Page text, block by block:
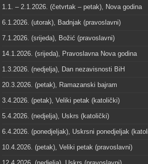
1.1. – 2.1.2026. (četvrtak – petak), Nova godina
6.1.2026. (utorak), Badnjak (pravoslavni)
7.1.2026. (srijeda), Božić (pravoslavni)
14.1.2026. (srijeda), Pravoslavna Nova godina
1.3.2026. (nedjelja), Dan nezavisnosti BiH
20.3.2026. (petak), Ramazanski bajram
3.4.2026. (petak), Veliki petak (katolički)
5.4.2026. (nedjelja), Uskrs (katolički)
6.4.2026. (ponedjeljak), Uskrsni ponedjeljak
10.4.2026. (petak), Veliki petak (pravoslavni)